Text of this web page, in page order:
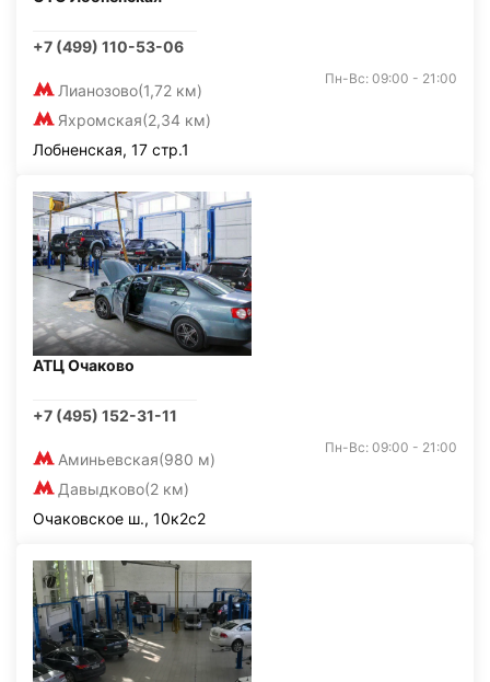
+7 (499) 110-53-06
Лианозово(1,72 км)
Яхромская(2,34 км)
Пн-Вс: 09:00 - 21:00
Лобненская, 17 стр.1
АТЦ Очаково
+7 (495) 152-31-11
Аминьевская(980 м)
Давыдково(2 км)
Пн-Вс: 09:00 - 21:00
Очаковское ш., 10к2с2